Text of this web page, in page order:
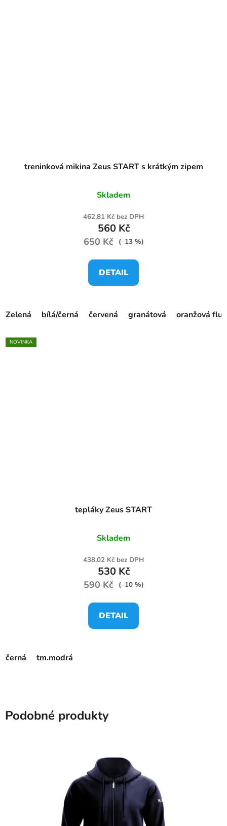
treninková mikina Zeus START s krátkým zipem
Skladem
462,81 Kč bez DPH
560 Kč
650 Kč (–13 %)
DETAIL
Zelená bílá/černá červená granátová oranžová fluo
NOVINKA
tepláky Zeus START
Skladem
438,02 Kč bez DPH
530 Kč
590 Kč (–10 %)
DETAIL
černá tm.modrá
Podobné produkty